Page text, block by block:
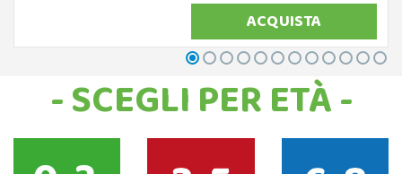
ACQUISTA
- SCEGLI PER ETÀ -